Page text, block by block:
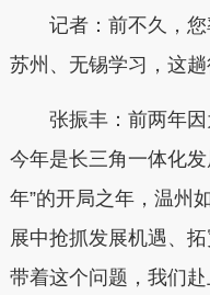
记者：前不久，您
苏州、无锡学习，这
张振丰：前两年因
今年是长三角一体化
年”的开局之年，温州
展中抢抓发展机遇、
带着这个问题，我们